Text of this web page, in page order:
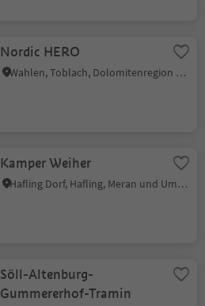
Nordic HERO
Wahlen, Toblach, Dolomitenregion 3 Zinnen
Kamper Weiher
Hafling Dorf, Hafling, Meran und Umgebung
Söll-Altenburg-
Gummererhof-Tramin